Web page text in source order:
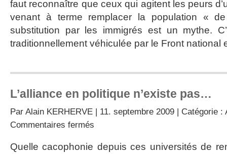
faut reconnaître que ceux qui agitent les peurs
venant à terme remplacer la population «
substitution par les immigrés est un mythe.
traditionnellement véhiculée par le Front national
L’alliance en politique n’existe pas…
Par Alain KERHERVE | 11. septembre 2009 | Catégorie :
Commentaires fermés
politique
Quelle cacophonie depuis ces universités de